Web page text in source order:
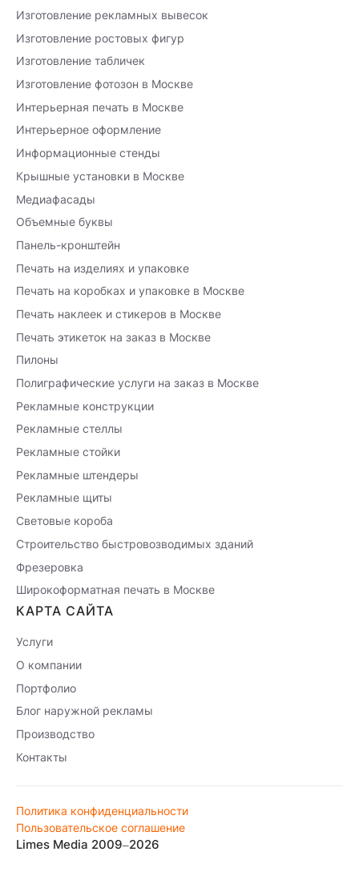
Изготовление рекламных вывесок
Изготовление ростовых фигур
Изготовление табличек
Изготовление фотозон в Москве
Интерьерная печать в Москве
Интерьерное оформление
Информационные стенды
Крышные установки в Москве
Медиафасады
Объемные буквы
Панель-кронштейн
Печать на изделиях и упаковке
Печать на коробках и упаковке в Москве
Печать наклеек и стикеров в Москве
Печать этикеток на заказ в Москве
Пилоны
Полиграфические услуги на заказ в Москве
Рекламные конструкции
Рекламные стеллы
Рекламные стойки
Рекламные штендеры
Рекламные щиты
Световые короба
Строительство быстровозводимых зданий
Фрезеровка
Широкоформатная печать в Москве
КАРТА САЙТА
Услуги
О компании
Портфолио
Блог наружной рекламы
Производство
Контакты
Limes Media 2009–2026
Политика конфиденциальности
Пользовательское соглашение